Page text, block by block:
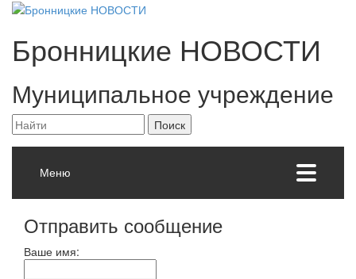
Бронницкие НОВОСТИ
Муниципальное учреждение
Меню
Отправить сообщение
Ваше имя: